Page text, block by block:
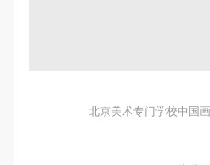
北京美术专门学校中国